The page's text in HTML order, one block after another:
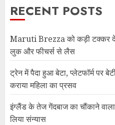
RECENT POSTS
Maruti Brezza को कड़ी टक्कर
लुक और फीचर्स से लैस
ट्रेन में पैदा हुआ बेटा, प्लेटफॉर्म पर
कराया महिला का प्रसव
इंग्लैंड के तेज गेंदबाज का चौंकाने
लिया संन्यास